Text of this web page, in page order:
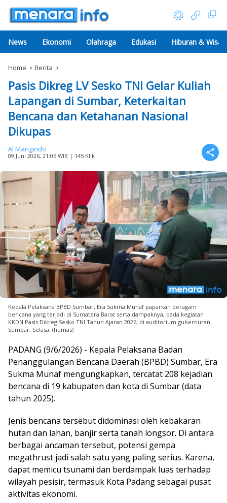
News Ekonomi Olahraga Edukasi Hiburan &
Home Berita
Pasis Dikreg LV Sesko TNI Gelar Kuliah
Lapangan di Sumbar, Keterkaitan
Bencana dan Ketahanan Nasional
Dikupas
Al Mangindo
09 Juni 2026, 21:05 WIB | 145 Klik
Kepala Pelaksana BPBD Sumbar, Era Sukma Munaf paparkan beragam
bencana yang terjadi di Sumatera Barat serta dampaknya, pada kegiatan
KKDN Pasis Dikreg Sesko TNI Tahun Ajaran 2026, di auditorium gubernuran
Sumbar, Selasa. (humas)
PADANG (9/6/2026) - Kepala Pelaksana Badan
Penanggulangan Bencana Daerah (BPBD) Sumbar, Era
Sukma Munaf mengungkapkan, tercatat 208 kejadian
bencana di 19 kabupaten dan kota di Sumbar (data
tahun 2025).
Jenis bencana tersebut didominasi oleh kebakaran
hutan dan lahan, banjir serta tanah longsor. Di antara
berbagai ancaman tersebut, potensi gempa
megathrust jadi salah satu yang paling serius. Karena,
dapat memicu tsunami dan berdampak luas terhadap
wilayah pesisir, termasuk Kota Padang sebagai pusat
aktivitas ekonomi.